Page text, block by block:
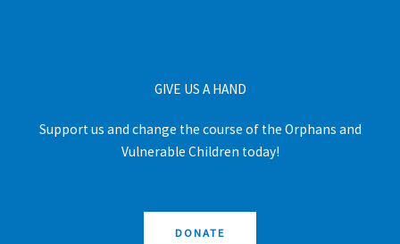
GIVE US A HAND
Support us and change the course of the Orphans and
Vulnerable Children today!
DONATE